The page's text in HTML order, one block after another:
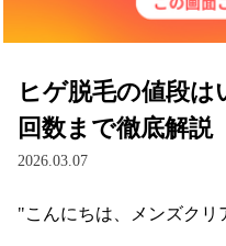
ヒゲ脱毛の値段は
回数まで徹底解説
2026.03.07
"こんにちは、メンズクリ